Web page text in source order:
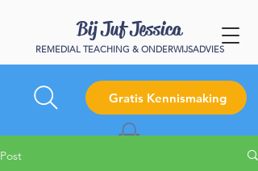
Bij Juf Jessica
REMEDIAL TEACHING & ONDERWIJSADVIES
Gratis Kennismaking
Post